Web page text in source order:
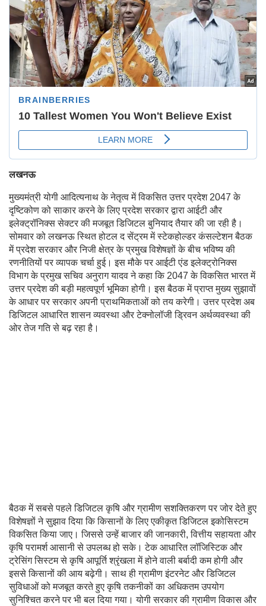
लखनऊ
मुख्यमंत्री योगी आदित्यनाथ के नेतृत्व में विकसित उत्तर प्रदेश 2047 के
दृष्टिकोण को साकार करने के लिए प्रदेश सरकार द्वारा आईटी और
इलेक्ट्रॉनिक्स सेक्टर की मजबूत डिजिटल बुनियाद तैयार की जा रही है।
सोमवार को लखनऊ स्थित होटल द सेंट्रम में स्टेकहोल्डर कंसल्टेशन बैठक
में प्रदेश सरकार और निजी क्षेत्र के प्रमुख विशेषज्ञों के बीच भविष्य की
रणनीतियों पर व्यापक चर्चा हुई। इस मौके पर आईटी एंड इलेक्ट्रोनिक्स
विभाग के प्रमुख सचिव अनुराग यादव ने कहा कि 2047 के विकसित भारत में
उत्तर प्रदेश की बड़ी महत्वपूर्ण भूमिका होगी। इस बैठक में प्राप्त मुख्य सुझावों
के आधार पर सरकार अपनी प्राथमिकताओं को तय करेगी। उत्तर प्रदेश अब
डिजिटल आधारित शासन व्यवस्था और टेक्नोलॉजी ड्रिवन अर्थव्यवस्था की
ओर तेज गति से बढ़ रहा है।
बैठक में सबसे पहले डिजिटल कृषि और ग्रामीण सशक्तिकरण पर जोर देते हुए
विशेषज्ञों ने सुझाव दिया कि किसानों के लिए एकीकृत डिजिटल इकोसिस्टम
विकसित किया जाए। जिससे उन्हें बाजार की जानकारी, वित्तीय सहायता और
कृषि परामर्श आसानी से उपलब्ध हो सके। टेक आधारित लॉजिस्टिक और
ट्रेसिंग सिस्टम से कृषि आपूर्ति श्रृंखला में होने वाली बर्बादी कम होगी और
इससे किसानों की आय बढ़ेगी। साथ ही ग्रामीण इंटरनेट और डिजिटल
सुविधाओं को मजबूत करते हुए कृषि तकनीकों का अधिकतम उपयोग
सुनिश्चित करने पर भी बल दिया गया। योगी सरकार की ग्रामीण विकास और